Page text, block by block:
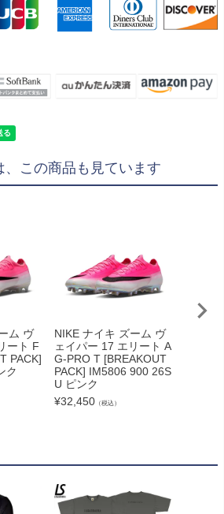
、この商品も見ています
ム ヴ
ート F
PACK]
ク
NIKE ナイキ ズーム ヴ
ェイパー 17 エリート A
G-PRO T [BREAKOUT
PACK] IM5806 900 26S
U ピンク
¥32,450 （税込）